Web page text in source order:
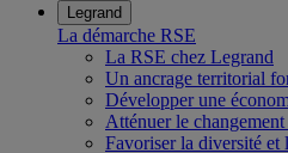
Legrand
La démarche RSE
La RSE chez Legrand
Un ancrage territorial
Développer une
Atténuer le
Favoriser la diversité et